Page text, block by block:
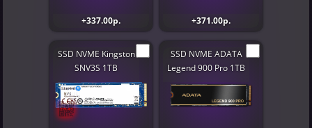
+337.00р. +371.00р.
SSD NVME Kingston
SNV3S 1TB
SSD NVME ADATA
Legend 900 Pro 1TB